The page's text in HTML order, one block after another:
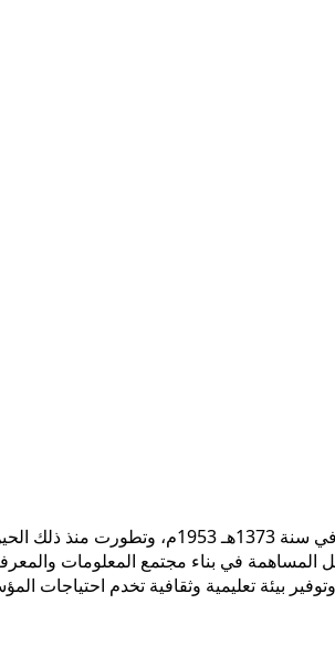
المساهمة في بناء مجتمع المعلومات
بيئة تعليمية وثقافية تخدم احتياجات